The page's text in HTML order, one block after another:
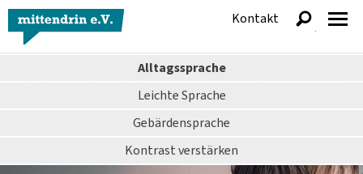
Alltagssprache
Leichte Sprache
Gebärdensprache
Kontrastverstärken
Kontakt
anzeigen